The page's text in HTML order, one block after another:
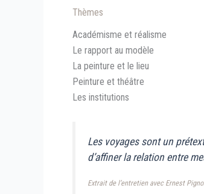
Thèmes
Académisme et réalisme
Le rapport au modèle
La peinture et le lieu
Peinture et théâtre
Les institutions
Les voyages sont un
d’affiner la relation entre
Extrait de l’entretien avec Ernest